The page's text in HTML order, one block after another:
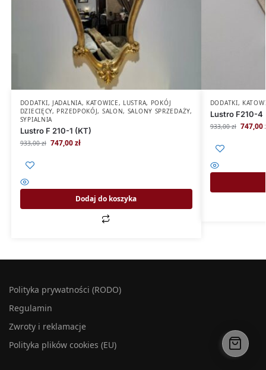
DODATKI, JADALNIA, KATOWICE, LUSTRA, POKÓJ
DZIECIĘCY, PRZEDPOKÓJ, SALON, SALONY SPRZEDAŻY,
SYPIALNIA
Lustro F 210-1 (KT)
933,00zł 747,00zł
Dodaj do koszyka
DODATKI,
Lustro F210-4
933,00zł 747,00
Polityka prywatności (RODO)
Regulamin
Zwroty i reklamacje
Polityka plików cookies (EU)